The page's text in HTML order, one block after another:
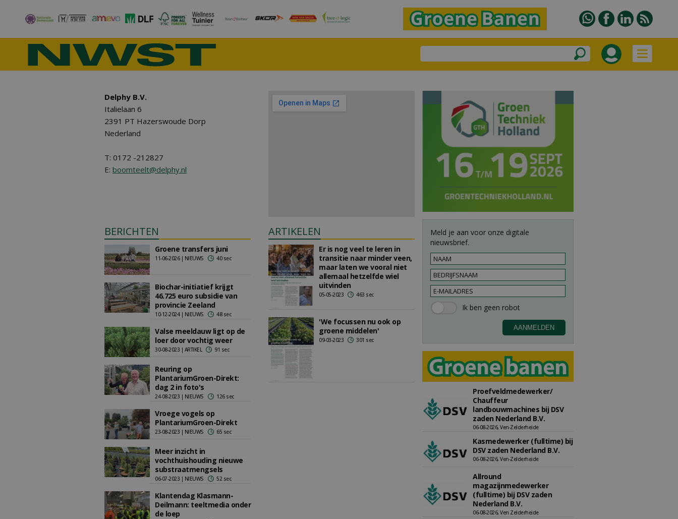
Delphy B.V.
Italielaan 6
2391 PT Hazerswoude Dorp
Nederland
T: 0172 -212827
E: boomteelt@delphy.nl
BERICHTEN
Groene transfers juni
11-06-2026 | NIEUWS 40 sec
Biochar-initiatief krijgt
46.725 euro subsidie van
provincie Zeeland
10-12-2024 | NIEUWS 48 sec
Valse meeldauw ligt op de
loer door vochtig weer
30-08-2023 | ARTIKEL 91 sec
Reuring op
PlantariumGroen-Direkt:
dag 2 in foto's
24-08-2023 | NIEUWS 126 sec
Vroege vogels op
PlantariumGroen-Direkt
23-08-2023 | NIEUWS 65 sec
Meer inzicht in
vochthuishouding nieuwe
substraatmengsels
06-07-2023 | NIEUWS 52 sec
Klantendag Klasmann-
Deilmann: teeltmedia onder
de loep
ARTIKELEN
Er is nog veel te leren in
transitie naar minder veen,
maar laten we vooral niet
allemaal hetzelfde wiel
uitvinden
05-05-2023 463 sec
'We focussen nu ook op
groene middelen'
09-03-2023 301 sec
Meld je aan voor onze digitale
nieuwsbrief.
Proefveldmedewerker/
Chauffeur
landbouwmachines bij DSV
zaden Nederland B.V.
06-08-2026, Ven-Zelderheide
Kasmedewerker (fulltime) bij
DSV zaden Nederland B.V.
06-08-2026, Ven-Zelderheide
Allround
magazijnmedewerker
(fulltime) bij DSV zaden
Nederland B.V.
06-08-2026, Ven Zelderheide